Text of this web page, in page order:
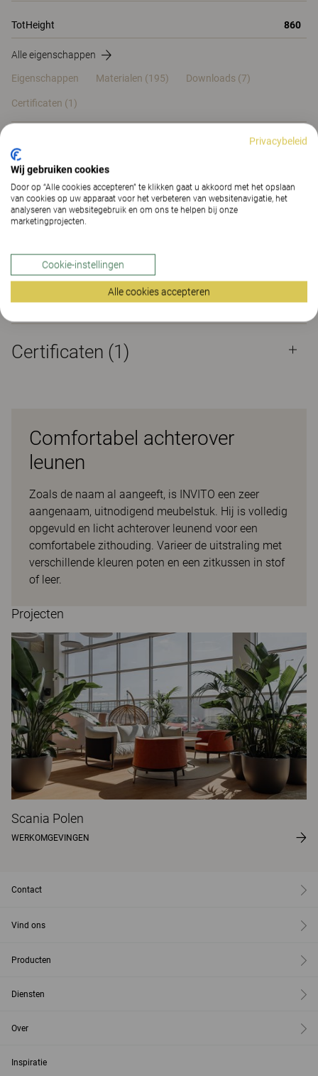
TotHeight 860
Alle eigenschappen
Eigenschappen Materialen (195) Downloads (7)
Certificaten (1)
Eigenschappen
Materialen(195)
Downloads (7)
Certificaten (1 )
Comfortabel achterover
leunen
Zoals de naam al aangeeft, is INVITO een zeer
aangenaam, uitnodigend meubelstuk. Hij is volledig
opgevuld en licht achterover leunend voor een
comfortabele zithouding. Varieer de uitstraling met
verschillende kleuren poten en een zitkussen in stof
of leer.
Projecten
Scania Polen
WERKOMGEVINGEN
Contact
Vind ons
Producten
Diensten
Over
Inspiratie
Privacybeleid
Wij gebruiken cookies
Door op “Alle cookies accepteren” te klikken gaat u akkoord met het opslaan
van cookies op uw apparaat voor het verbeteren van websitenavigatie, het
analyseren van websitegebruik en om ons te helpen bij onze
marketingprojecten.
Cookie-instellingen
Alle cookies accepteren